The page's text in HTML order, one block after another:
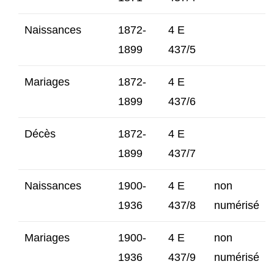
Naissances
1872-
1899
4 E
437/5
Mariages
1872-
1899
4 E
437/6
Décès
1872-
1899
4 E
437/7
Naissances
1900-
1936
4 E
437/8
non
numérisé
Mariages
1900-
1936
4 E
437/9
non
numérisé